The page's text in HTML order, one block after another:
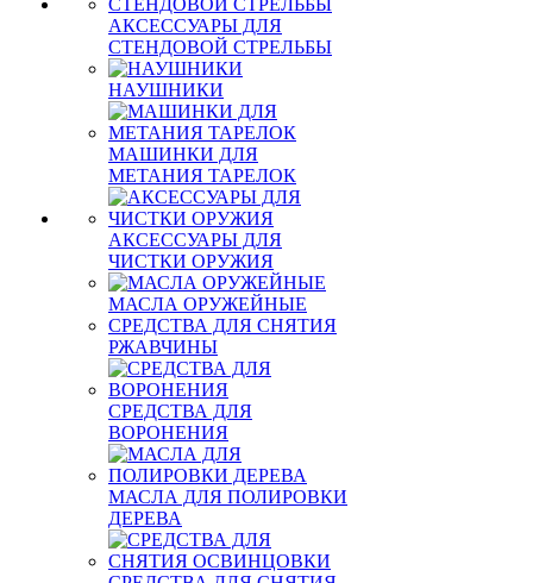
АКСЕССУАРЫ ДЛЯ
СТЕНДОВОЙ СТРЕЛЬБЫ
НАУШНИКИ
МАШИНКИ ДЛЯ
МЕТАНИЯ ТАРЕЛОК
АКСЕССУАРЫ ДЛЯ
ЧИСТКИ ОРУЖИЯ
МАСЛА ОРУЖЕЙНЫЕ
СРЕДСТВА ДЛЯ СНЯТИЯ
РЖАВЧИНЫ
СРЕДСТВА ДЛЯ
ВОРОНЕНИЯ
МАСЛА ДЛЯ ПОЛИРОВКИ
ДЕРЕВА